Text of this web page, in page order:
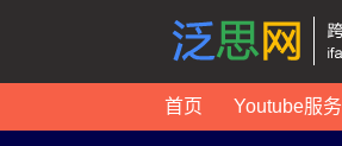
首页 Youtube服务